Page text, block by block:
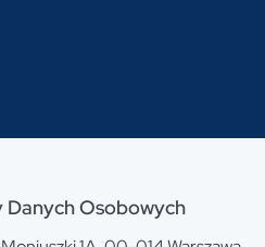
Danych Osobowych